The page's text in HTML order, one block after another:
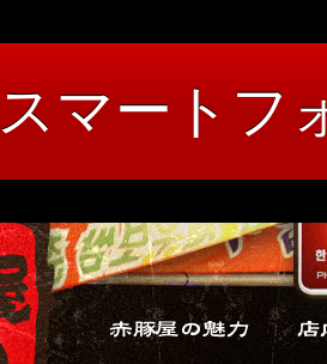
スマートフ
韓国屋台 赤豚屋（チョッテジヤ）
赤豚屋の魅